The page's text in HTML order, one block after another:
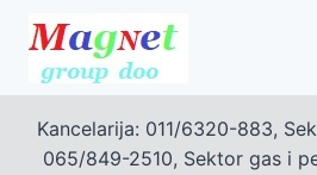
content
Kancelarija: 011/6320-883,
065/849-2510, Sektor gas i